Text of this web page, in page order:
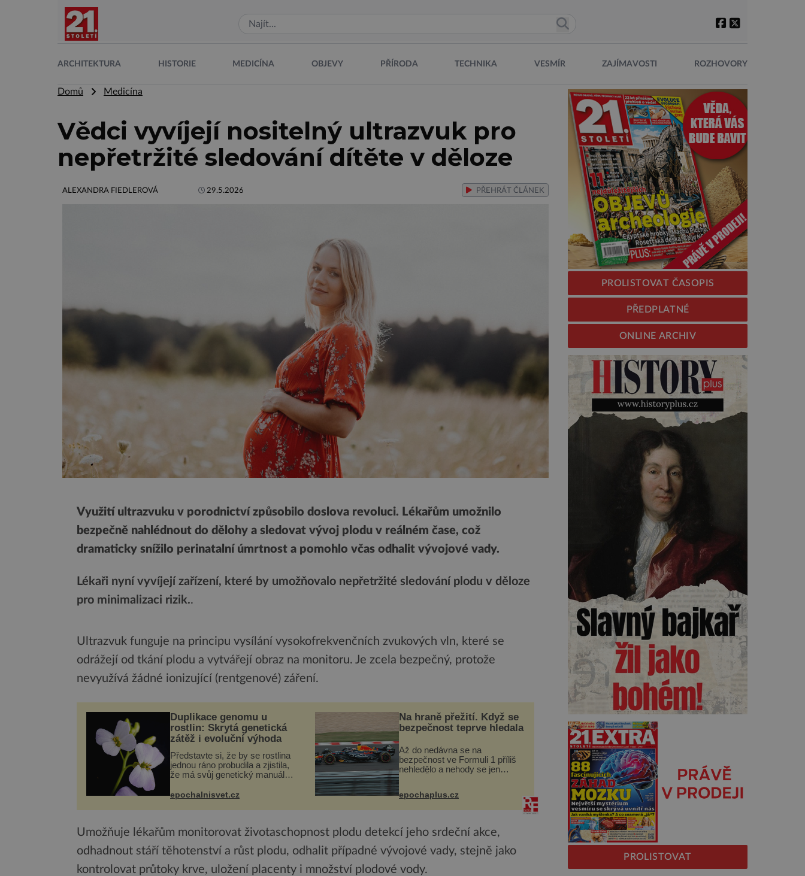
ARCHITEKTURA HISTORIE MEDICÍNA OBJEVY PŘÍRODA TECHNIKA VESMÍR ZAJÍMAVOSTI ROZHOVORY
Domů Medicína
Vědci vyvíjejí nositelný ultrazvuk pro
nepřetržité sledování dítěte v děloze
ALEXANDRA FIEDLEROVÁ 29.5.2026 PŘEHRÁT ČLÁNEK
Využití ultrazvuku v porodnictví způsobilo doslova revoluci. Lékařům umožnilo
bezpečně nahlédnout do dělohy a sledovat vývoj plodu v reálném čase, což
dramaticky snížilo perinatalní úmrtnost a pomohlo včas odhalit vývojové vady.
Lékaři nyní vyvíjejí zařízení, které by umožňovalo nepřetržité sledování plodu v děloze
pro minimalizaci rizik..
Ultrazvuk funguje na principu vysílání vysokofrekvenčních zvukových vln, které se
odrážejí od tkání plodu a vytvářejí obraz na monitoru. Je zcela bezpečný, protože
nevyužívá žádné ionizující (rentgenové) záření.
Duplikace genomu u
rostlin: Skrytá genetická
zátěž i evoluční výhoda
Představte si, že by se rostlina
jednou ráno probudila a zjistila,
že má svůj genetický manuál
občas v přírodě stane – a podle
pro druhy vstupenka...
epochalnisvet.cz
Na hraně přežití. Když se
bezpečnost teprve hledala
Až do nedávna se na
bezpečnost ve Formuli 1 příliš
nehledělo a nehody se jen
následky nebo bohužel i ztrátou
epochaplus.cz
Umožňuje lékařům monitorovat životaschopnost plodu detekcí jeho srdeční akce,
odhadnout stáří těhotenství a růst plodu, odhalit případné vývojové vady, stejně jako
kontrolovat průtoky krve, uložení placenty i množství plodové vody.
PROLISTOVAT ČASOPIS
PŘEDPLATNÉ
ONLINE ARCHIV
PROLISTOVAT